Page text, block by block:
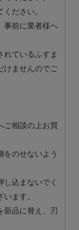
ださい。
事前に業者様へ
ているふすま
けませんのでご
ご相談の上お買
のせないよう
込まないでく
ます。
新品に替え、刃